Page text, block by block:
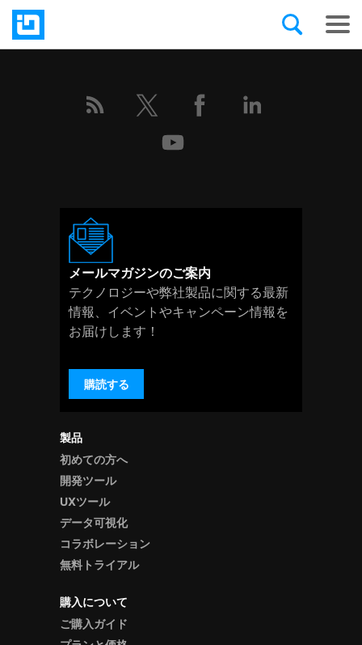
製品
初めての方へ
開発ツール
UXツール
データ可視化
コラボレーション
無料トライアル
購入について
ご購入ガイド
メールマガジンのご案内
テクノロジーや弊社製品に関する最新
情報、イベントやキャンペーン情報を
お届けします！
購読する